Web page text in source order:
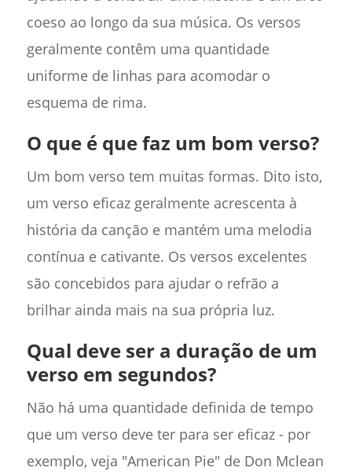
coeso ao longo da sua música. Os versos
geralmente contêm uma quantidade
uniforme de linhas para acomodar o
esquema de rima.
O que é que faz um bom verso?
Um bom verso tem muitas formas. Dito isto,
um verso eficaz geralmente acrescenta à
história da canção e mantém uma melodia
contínua e cativante. Os versos excelentes
são concebidos para ajudar o refrão a
brilhar ainda mais na sua própria luz.
Qual deve ser a duração de um
verso em segundos?
Não há uma quantidade definida de tempo
que um verso deve ter para ser eficaz - por
exemplo, veja "American Pie" de Don Mclean